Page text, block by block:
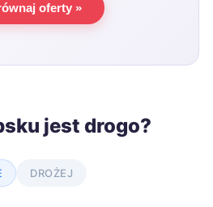
oferty »
jest drogo?
DROŻEJ